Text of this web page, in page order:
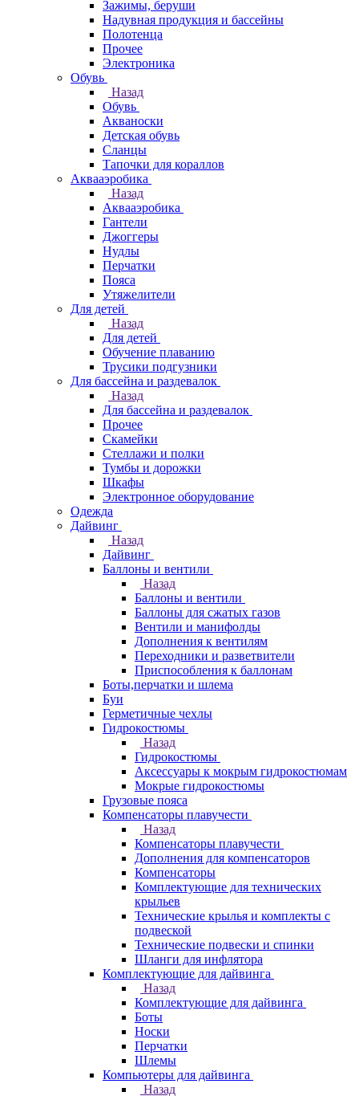
Зажимы, беруши
Надувная продукция и бассейны
Полотенца
Прочее
Электроника
Обувь
Назад
Обувь
Акваноски
Детская обувь
Сланцы
Тапочки для кораллов
Аквааэробика
Назад
Аквааэробика
Гантели
Джоггеры
Нудлы
Перчатки
Пояса
Утяжелители
Для детей
Назад
Для детей
Обучение плаванию
Трусики подгузники
Для бассейна и раздевалок
Назад
Для бассейна и раздевалок
Прочее
Скамейки
Стеллажи и полки
Тумбы и дорожки
Шкафы
Электронное оборудование
Одежда
Дайвинг
Назад
Дайвинг
Баллоны и вентили
Назад
Баллоны и вентили
Баллоны для сжатых газов
Вентили и манифолды
Дополнения к вентилям
Переходники и разветвители
Приспособления к баллонам
Боты,перчатки и шлема
Буи
Герметичные чехлы
Гидрокостюмы
Назад
Гидрокостюмы
Аксессуары к мокрым гидрокостюмам
Мокрые гидрокостюмы
Грузовые пояса
Компенсаторы плавучести
Назад
Компенсаторы плавучести
Дополнения для компенсаторов
Компенсаторы
Комплектующие для технических
крыльев
Технические крылья и комплекты с
подвеской
Технические подвески и спинки
Шланги для инфлятора
Комплектующие для дайвинга
Назад
Комплектующие для дайвинга
Боты
Носки
Перчатки
Шлемы
Компьютеры для дайвинга
Назад